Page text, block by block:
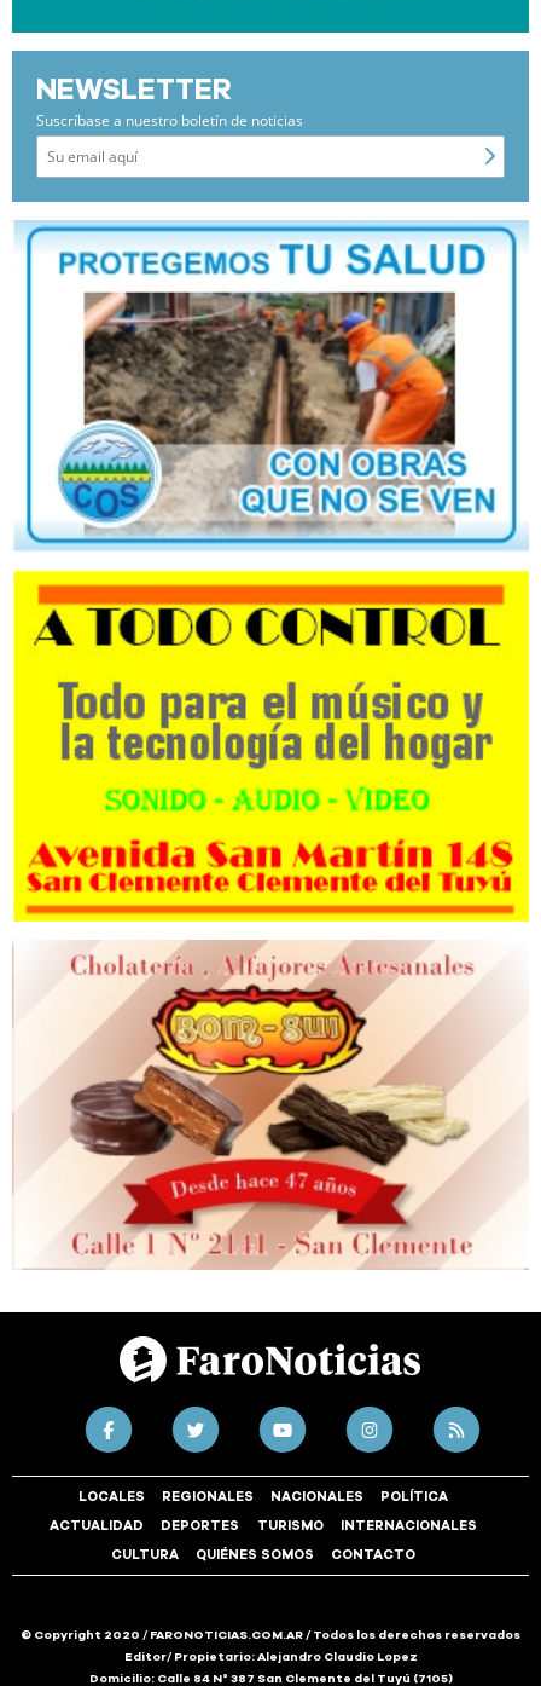
NEWSLETTER
Suscríbase a nuestro boletín de noticias
LOCALES REGIONALES NACIONALES POLÍTICA
ACTUALIDAD DEPORTES TURISMO INTERNACIONALES
CULTURA QUIÉNES SOMOS CONTACTO
© Copyright 2020 / FARONOTICIAS.COM.AR / Todos los derechos reservados
Editor/ Propietario: Alejandro Claudio Lopez
Domicilio: Calle 84 N° 387 San Clemente del Tuyú (7105)